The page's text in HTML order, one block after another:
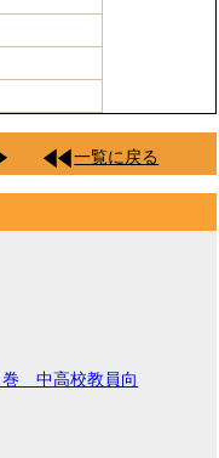
一覧に戻る
巻 中高校教員向